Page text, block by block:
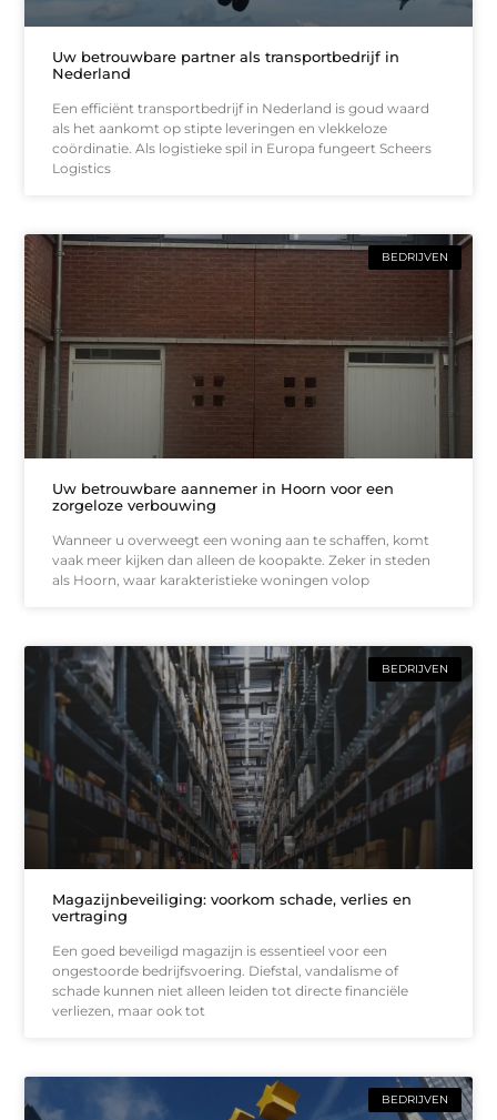
Uw betrouwbare partner als transportbedrijf in
Nederland
Een efficiënt transportbedrijf in Nederland is goud waard
als het aankomt op stipte leveringen en vlekkeloze
coördinatie. Als logistieke spil in Europa fungeert Scheers
Logistics
BEDRIJVEN
Uw betrouwbare aannemer in Hoorn voor een
zorgeloze verbouwing
Wanneer u overweegt een woning aan te schaffen, komt
vaak meer kijken dan alleen de koopakte. Zeker in steden
als Hoorn, waar karakteristieke woningen volop
BEDRIJVEN
Magazijnbeveiliging: voorkom schade, verlies en
vertraging
Een goed beveiligd magazijn is essentieel voor een
ongestoorde bedrijfsvoering. Diefstal, vandalisme of
schade kunnen niet alleen leiden tot directe financiële
verliezen, maar ook tot
BEDRIJVEN